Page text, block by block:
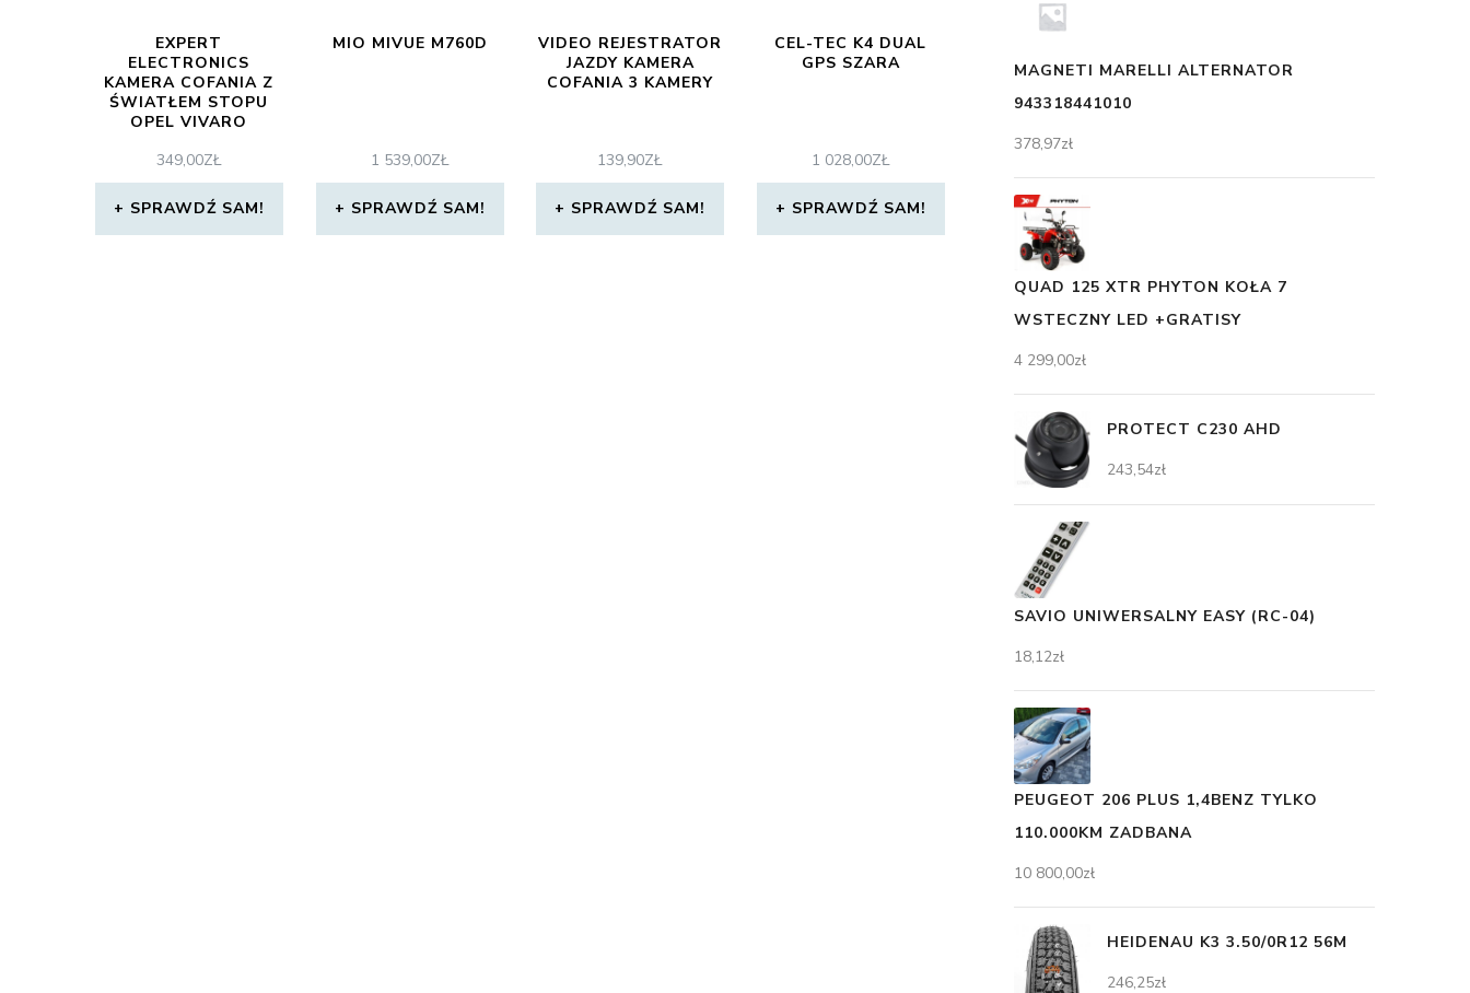
EXPERT
ELECTRONICS
KAMERA COFANIA Z
ŚWIATŁEM STOPU
OPEL VIVARO
ZS112
349,00ZŁ
SPRAWDŹ SAM!
MIO MIVUE M760D
1 539,00ZŁ
SPRAWDŹ SAM!
VIDEO REJESTRATOR
JAZDY KAMERA
COFANIA 3 KAMERY
139,90ZŁ
SPRAWDŹ SAM!
CEL-TEC K4 DUAL
GPS SZARA
1 028,00ZŁ
SPRAWDŹ SAM!
MAGNETI MARELLI ALTERNATOR
943318441010
378,97zł
QUAD 125 XTR PHYTON KOŁA 7
WSTECZNY LED +GRATISY
4 299,00zł
PROTECT C230 AHD
243,54zł
SAVIO UNIWERSALNY EASY (RC-04)
18,12zł
PEUGEOT 206 PLUS 1,4BENZ TYLKO
110.000KM ZADBANA
10 800,00zł
HEIDENAU K3 3.50/0R12 56M
246,25zł